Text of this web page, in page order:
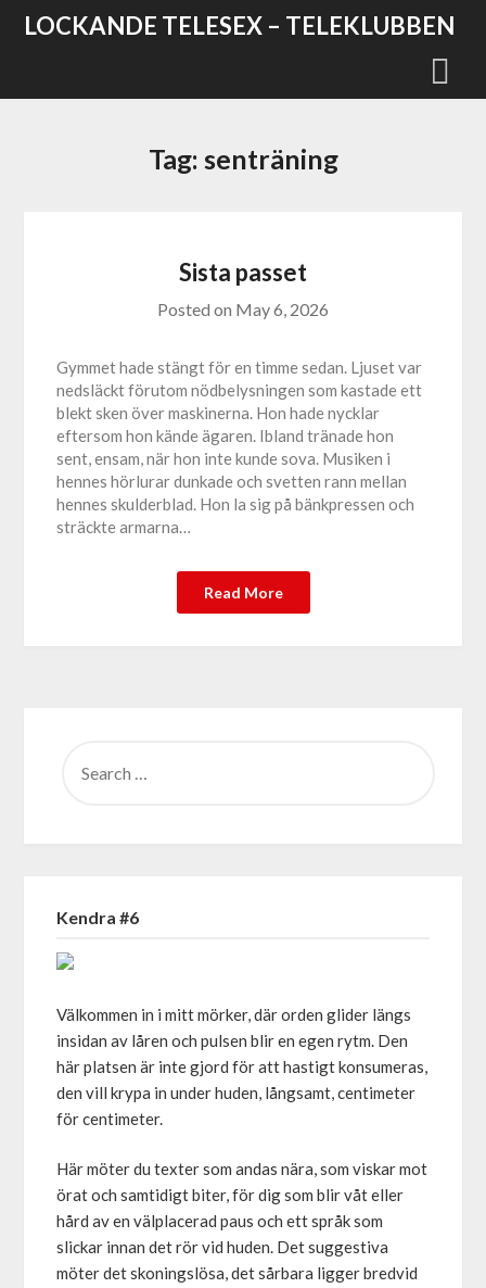
SkipLOCKANDE TELESEX – TELEKLUBBEN
Tag: senträning
Sista passet
Posted on May 6, 2026
Gymmet hade stängt för en timme sedan. Ljuset var
nedsläckt förutom nödbelysningen som kastade ett
blekt sken över maskinerna. Hon hade nycklar
eftersom hon kände ägaren. Ibland tränade hon
sent, ensam, när hon inte kunde sova. Musiken i
hennes hörlurar dunkade och svetten rann mellan
hennes skulderblad. Hon la sig på bänkpressen och
sträckte armarna…
Read More
FOR:
Kendra #6
Välkommen in i mitt mörker, där orden glider längs
insidan av låren och pulsen blir en egen rytm. Den
här platsen är inte gjord för att hastigt konsumeras,
den vill krypa in under huden, långsamt, centimeter
för centimeter.
Här möter du texter som andas nära, som viskar mot
örat och samtidigt biter, för dig som blir våt eller
hård av en välplacerad paus och ett språk som
slickar innan det rör vid huden. Det suggestiva
möter det skoningslösa, det sårbara ligger bredvid